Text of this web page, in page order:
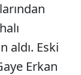
aldı. Eski
Erkan